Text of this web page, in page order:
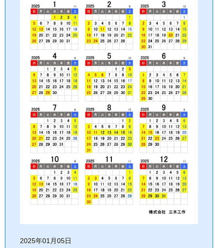
2025年01月05日